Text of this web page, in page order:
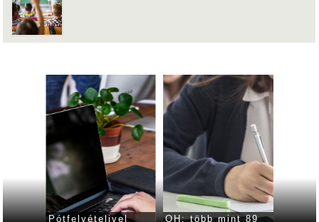
az
Pótfelvételivel
OH: több mint 89
OH: